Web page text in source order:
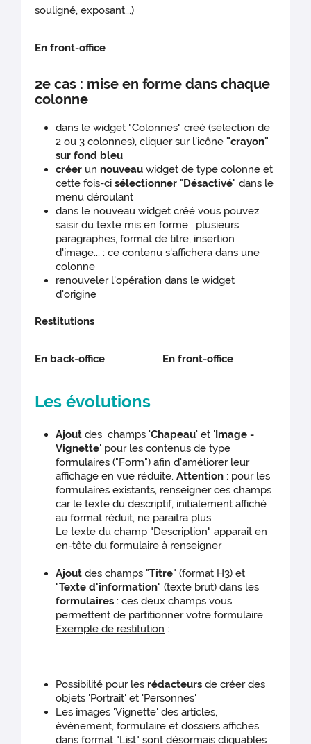
souligné, exposant...)
En front-office
2e cas : mise en forme dans chaque
colonne
dans le widget "Colonnes" créé (sélection de
2 ou 3 colonnes), cliquer sur l'icône "crayon"
sur fond bleu
créer un nouveauwidget de type colonne et
cette fois-cisélectionner "Désactivé" dans le
menu déroulant
dans le nouveau widget créé vous pouvez
saisir du texte mis en forme : plusieurs
paragraphes, format de titre, insertion
d'image... : ce contenu s'affichera dans une
colonne
renouveler l'opération dans le widget
d'origine
Restitutions
En back-office En front-office
Les évolutions
Ajoutdes champs 'Chapeau' et 'Image -
Vignette' pour les contenus de type
formulaires ("Form") afin d'améliorer leur
affichage en vue réduite.Attention : pour les
formulaires existants, renseigner ces champs
car le texte du descriptif, initialement affiché
au format réduit, ne paraitra plus
Le texte du champ "Description" apparait en
en-tête du formulaire à renseigner
Ajoutdes champs "Titre" (format H3) et
"Texte d'information" (texte brut) dans les
formulaires : ces deux champs vous
permettent de partitionner votre formulaire
Exemple de restitution :
Possibilité pour les rédacteursde créer des
objets 'Portrait' et 'Personnes'
Les images 'Vignette' des articles,
événement, formulaire et dossiers affichés
dans format "List" sont désormais cliquables